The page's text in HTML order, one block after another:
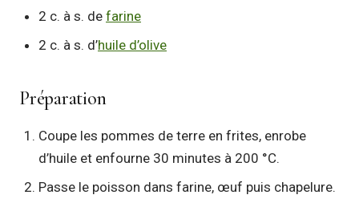
2 c. à s. de farine
2 c. à s. d’huile d’olive
Préparation
Coupe les pommes de terre en frites, enrobe
d’huile et enfourne 30 minutes à 200 °C.
Passe le poisson dans farine, œuf puis chapelure.